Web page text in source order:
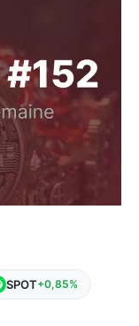
SPOT+0,85%